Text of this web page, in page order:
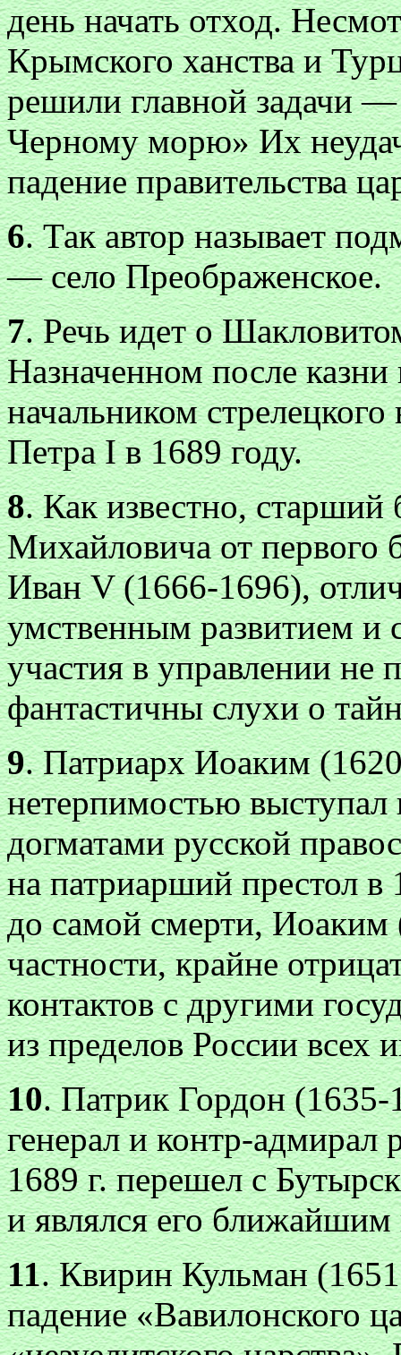
день начать отход.
Крымского ханства и
решили главной задачи
Черному морю» Их
падение правительства
6. Так автор называет
— село Преображенское.
7. Речь идет о
Назначенном после казни
начальником
Петра I в 1689 году.
8. Как известно, старший
Михайловича от
Иван V (1666-1696),
умственным развитием и
участия в управлении не
фантастичны слухи о
9. Патриарх Иоаким
нетерпимостью выступал
догматами русской
на патриарший престол в
до самой смерти,
частности, крайне
контактов с другими
из пределов России всех
10. Патрик Гордон
генерал и контр-адмирал
1689 г. перешел с
и являлся его
11. Квирин Кульман
падение «Вавилонского